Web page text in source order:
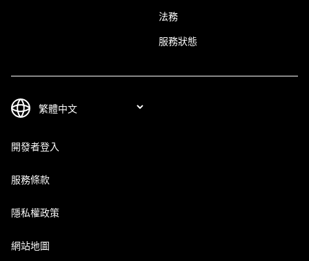
法務
服務狀態
開發者登入
服務條款
隱私權政策
網站地圖